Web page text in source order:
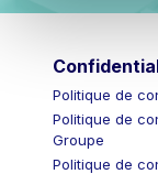
Politique de
Politique de
Groupe
Politique de